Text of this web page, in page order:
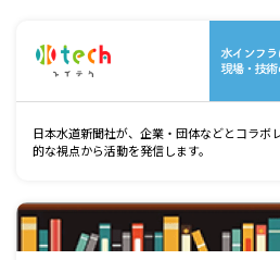
日本水道新聞社が、企業・団体などとコラボ
的な視点から活動を発信します。